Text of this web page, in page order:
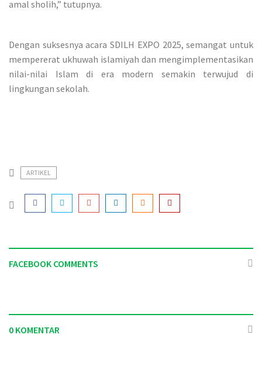
amal sholih,” tutupnya.
Dengan suksesnya acara SDILH EXPO 2025, semangat untuk
mempererat ukhuwah islamiyah dan mengimplementasikan
nilai-nilai Islam di era modern semakin terwujud di
lingkungan sekolah.
ARTIKEL
FACEBOOK COMMENTS
0 KOMENTAR